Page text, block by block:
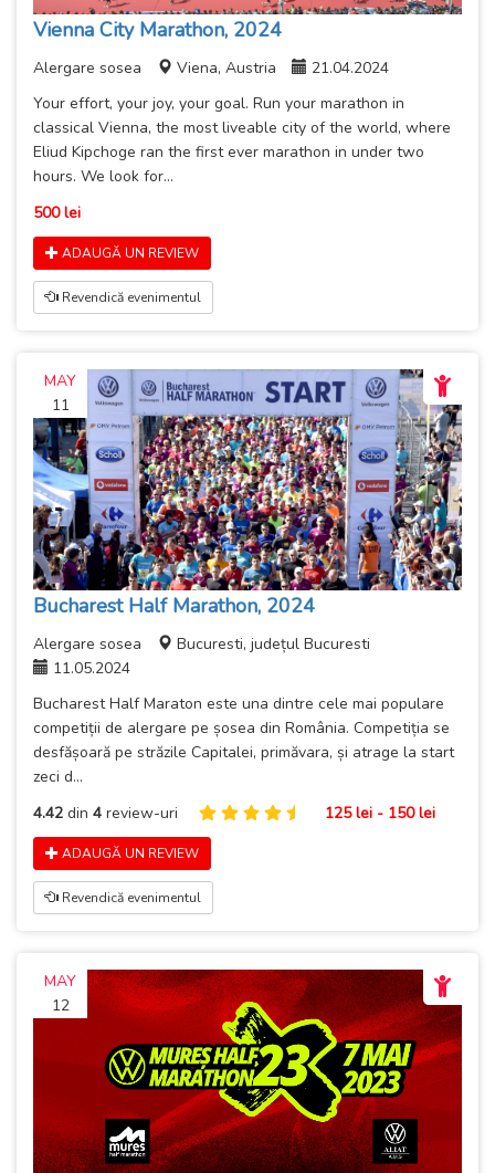
Vienna City Marathon, 2024
Alergare sosea Viena, Austria
21.04.2024
Your effort, your joy, your goal. Run your marathon in
classical Vienna, the most liveable city of the world, where
Eliud Kipchoge ran the first ever marathon in under two
hours. We look for...
500 lei
ADAUGĂ UN REVIEW
Revendică evenimentul
MAY
11
Bucharest Half Marathon, 2024
Alergare sosea
Bucuresti, județul Bucuresti
11.05.2024
Bucharest Half Maraton este una dintre cele mai populare
competiții de alergare pe șosea din România. Competiția se
desfășoară pe străzile Capitalei, primăvara, și atrage la start
zeci d...
4.42 din 4 review-uri 125 lei - 150 lei
ADAUGĂ UN REVIEW
Revendică evenimentul
MAY
12